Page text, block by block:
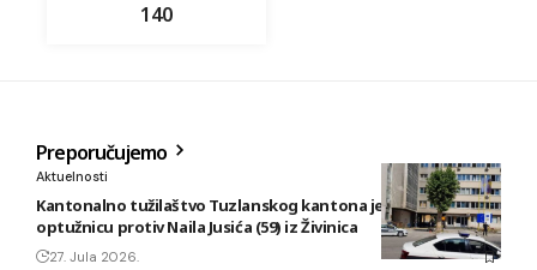
140
Preporučujemo
Aktuelnosti
Kantonalno tužilaštvo Tuzlanskog kantona je podiglo
optužnicu protiv Naila Jusića (59) iz Živinica
27. Jula 2026.